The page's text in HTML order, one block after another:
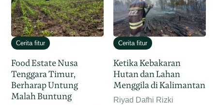
Cerita fitur
Food Estate Nusa
Tenggara Timur,
Berharap Untung
Malah Buntung
Cerita fitur
Ketika Kebakaran
Hutan dan Lahan
Menggila di Kalimantan
Riyad Dafhi Rizki